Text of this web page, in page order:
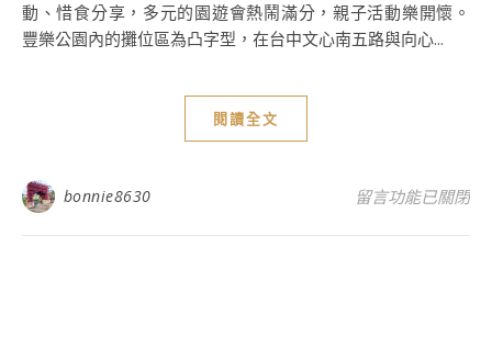
動、惜食分享，多元的園遊會熱鬧滿分，親子活動樂開懷。
豐樂公園內的攤位區為凸字型，在台中文心南五路與向心...
閱讀全文
bonnie8630 在〈2019反毒惜
留言功能已關閉